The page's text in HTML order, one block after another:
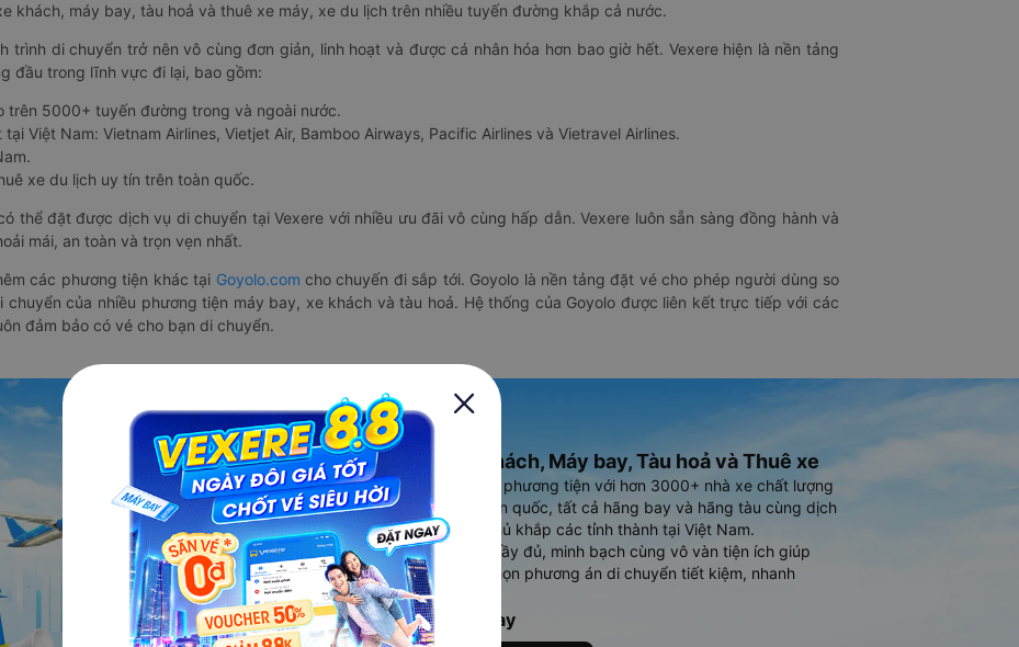
khách, máy bay, tàu hoả và thuê xe máy, xe du lịch trên nhiều tuyến đường khắp cả nước.
trình di chuyển trở nên vô cùng đơn giản, linh hoạt và được cá nhân hóa hơn bao giờ hết. Vexere hiện là nền tảng
đầu trong lĩnh vực đi lại, bao gồm:
trên 5000+ tuyến đường trong và ngoài nước.
Việt Nam: Vietnam Airlines, Vietjet Air, Bamboo Airways, Pacific Airlines và Vietravel Airlines.
xe du lịch uy tín trên toàn quốc.
thể đặt được dịch vụ di chuyển tại Vexere với nhiều ưu đãi vô cùng hấp dẫn. Vexere luôn sẵn sàng đồng hành và
mái, an toàn và trọn vẹn nhất.
các phương tiện khác tại Goyolo.com cho chuyến đi sắp tới. Goyolo là nền tảng đặt vé cho phép người dùng so
chuyển của nhiều phương tiện máy bay, xe khách và tàu hoả. Hệ thống của Goyolo được liên kết trực tiếp với các
đảm bảo có vé cho bạn di chuyển.
Ứng dụng đặt vé Xe khách, Máy bay, Tàu hoả và Thuê xe
Vexere - ứng dụng đặt vé đa phương tiện với hơn 3000+ nhà xe chất lượng
cao, 5000+ tuyến đường toàn quốc, tất cả hãng bay và hãng tàu cùng dịch
vụ thuê xe máy, xe du lịch phủ khắp các tỉnh thành tại Việt Nam.
Ứng dụng hiển thị thông tin đầy đủ, minh bạch cùng vô vàn tiện ích giúp
người dùng so sánh và lựa chọn phương án di chuyển tiết kiệm, nhanh
chóng và phù hợp nhất.
Tải ứng dụng Vexere ngay